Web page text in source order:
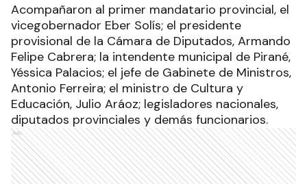
Acompañaron al primer mandatario provincial, el
vicegobernador Eber Solís; el presidente
provisional de la Cámara de Diputados, Armando
Felipe Cabrera; la intendente municipal de Pirané,
Yéssica Palacios; el jefe de Gabinete de Ministros,
Antonio Ferreira; el ministro de Cultura y
Educación, Julio Aráoz; legisladores nacionales,
diputados provinciales y demás funcionarios.
Ads